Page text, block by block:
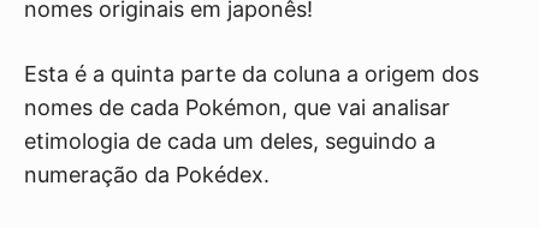
nomes originais em japonês!
Esta é a quinta parte da coluna a origem dos
nomes de cada Pokémon, que vai analisar
etimologia de cada um deles, seguindo a
numeração da Pokédex.